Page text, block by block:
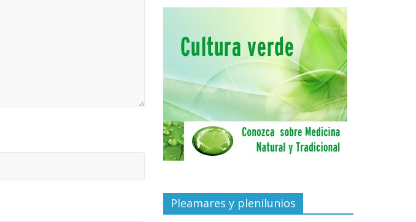
Pleamares y plenilunios